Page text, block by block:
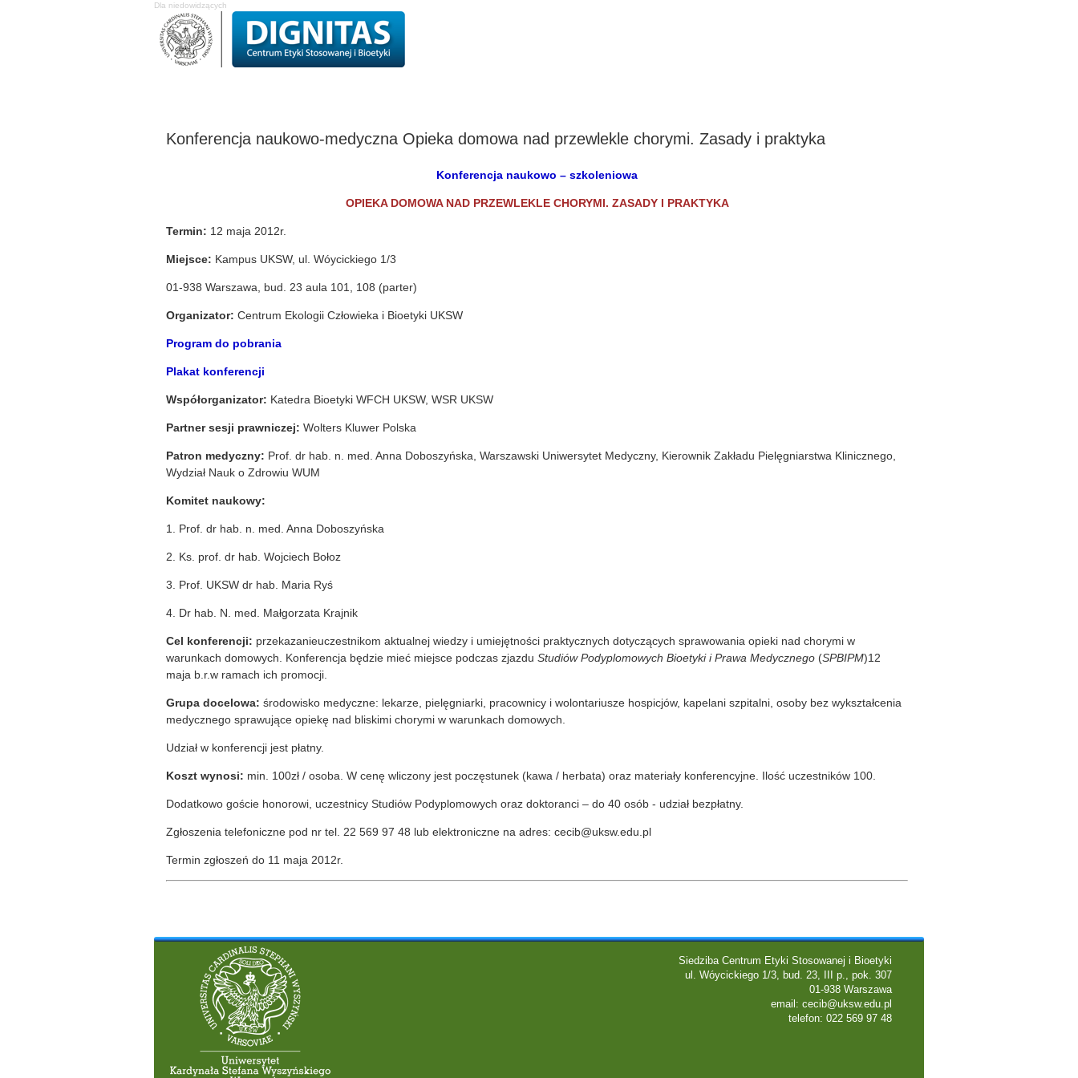
Dla niedowidzących
Konferencja naukowo-medyczna Opieka domowa nad przewlekle chorymi. Zasady i praktyka
Konferencja naukowo – szkoleniowa
OPIEKA DOMOWA NAD PRZEWLEKLE CHORYMI. ZASADY I PRAKTYKA
Termin: 12 maja 2012r.
Miejsce: Kampus UKSW, ul. Wóycickiego 1/3
01-938 Warszawa, bud. 23 aula 101, 108 (parter)
Organizator: Centrum Ekologii Człowieka i Bioetyki UKSW
Program do pobrania
Plakat konferencji
Współorganizator: Katedra Bioetyki WFCH UKSW, WSR UKSW
Partner sesji prawniczej: Wolters Kluwer Polska
Patron medyczny: Prof. dr hab. n. med. Anna Doboszyńska, Warszawski Uniwersytet Medyczny, Kierownik Zakładu Pielęgniarstwa Klinicznego,
Wydział Nauk o Zdrowiu WUM
Komitet naukowy:
1. Prof. dr hab. n. med. Anna Doboszyńska
2. Ks. prof. dr hab. Wojciech Bołoz
3. Prof. UKSW dr hab. Maria Ryś
4. Dr hab. N. med. Małgorzata Krajnik
Cel konferencji: przekazanieuczestnikom aktualnej wiedzy i umiejętności praktycznych dotyczących sprawowania opieki nad chorymi w
warunkach domowych. Konferencja będzie mieć miejsce podczas zjazdu Studiów Podyplomowych Bioetyki i Prawa Medycznego (SPBIPM)12
maja b.r.w ramach ich promocji.
Grupa docelowa: środowisko medyczne: lekarze, pielęgniarki, pracownicy i wolontariusze hospicjów, kapelani szpitalni, osoby bez wykształcenia
medycznego sprawujące opiekę nad bliskimi chorymi w warunkach domowych.
Udział w konferencji jest płatny.
Koszt wynosi: min. 100zł / osoba. W cenę wliczony jest poczęstunek (kawa / herbata) oraz materiały konferencyjne. Ilość uczestników 100.
Dodatkowo goście honorowi, uczestnicy Studiów Podyplomowych oraz doktoranci – do 40 osób - udział bezpłatny.
Zgłoszenia telefoniczne pod nr tel. 22 569 97 48 lub elektroniczne na adres: cecib@uksw.edu.pl
Termin zgłoszeń do 11 maja 2012r.
Siedziba Centrum Etyki Stosowanej i Bioetyki
ul. Wóycickiego 1/3, bud. 23, III p., pok. 307
01-938 Warszawa
email: cecib@uksw.edu.pl
telefon: 022 569 97 48